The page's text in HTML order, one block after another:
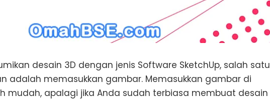
desain 3D dengan jenis Software SketchUp, salah satu
adalah memasukkan gambar. Memasukkan gambar di
mudah, apalagi jika Anda sudah terbiasa membuat desain